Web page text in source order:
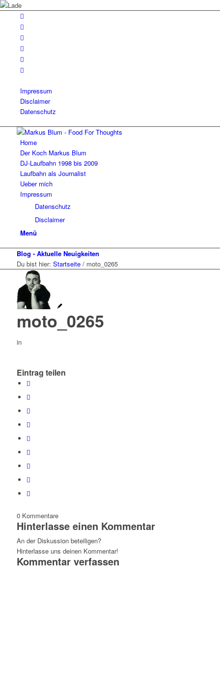
Impressum
Disclaimer
Datenschutz
Home
Der Koch Markus Blum
DJ-Laufbahn 1998 bis 2009
Laufbahn als Journalist
Ueber mich
Impressum
Datenschutz
Disclaimer
Menü
Blog - Aktuelle Neuigkeiten
Du bist hier: Startseite / moto_0265
moto_0265
in
Eintrag teilen
0 Kommentare
Hinterlasse einen Kommentar
An der Diskussion beteiligen?
Hinterlasse uns deinen Kommentar!
Kommentar verfassen